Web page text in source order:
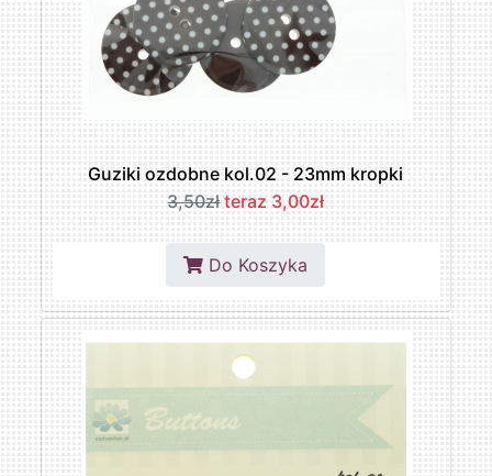
Guziki ozdobne kol.02 - 23mm kropki
3,50zł teraz 3,00zł
Do Koszyka